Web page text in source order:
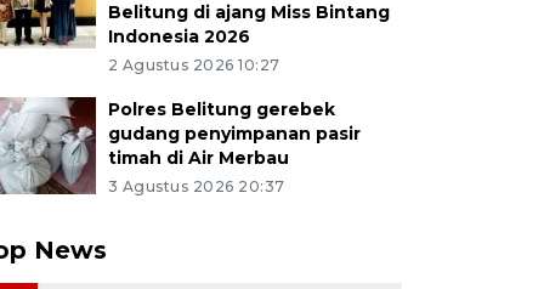
Belitung di ajang Miss Bintang
Indonesia 2026
2 Agustus 2026 10:27
Polres Belitung gerebek
gudang penyimpanan pasir
timah di Air Merbau
3 Agustus 2026 20:37
News